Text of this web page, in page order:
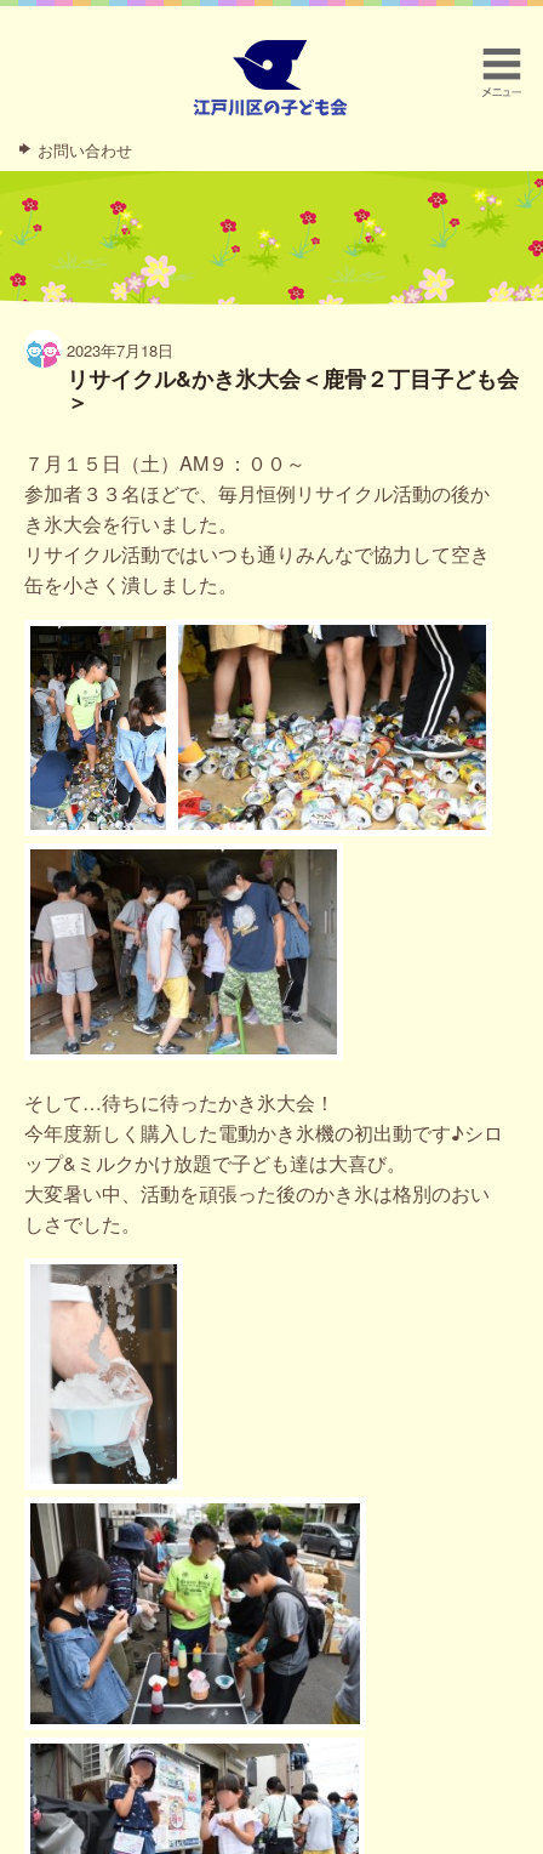
お問い合わせ
2023年7月18日
リサイクル&かき氷大会＜鹿骨２丁目子ども会
＞
７月１５日（土）AM９：００～
参加者３３名ほどで、毎月恒例リサイクル活動の後か
き氷大会を行いました。
リサイクル活動ではいつも通りみんなで協力して空き
缶を小さく潰しました。
そして…待ちに待ったかき氷大会！
今年度新しく購入した電動かき氷機の初出動です♪シロ
ップ&ミルクかけ放題で子ども達は大喜び。
大変暑い中、活動を頑張った後のかき氷は格別のおい
しさでした。